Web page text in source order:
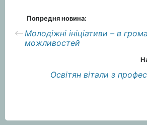
Попредня новина:
Молодіжні ініціативи – в
можливостей
Освітян вітали з